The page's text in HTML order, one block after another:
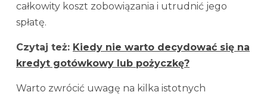
całkowity koszt zobowiązania i utrudnić jego
spłatę.
Czytaj też: Kiedy nie warto decydować się na
kredyt gotówkowy lub pożyczkę?
Warto zwrócić uwagę na kilka istotnych